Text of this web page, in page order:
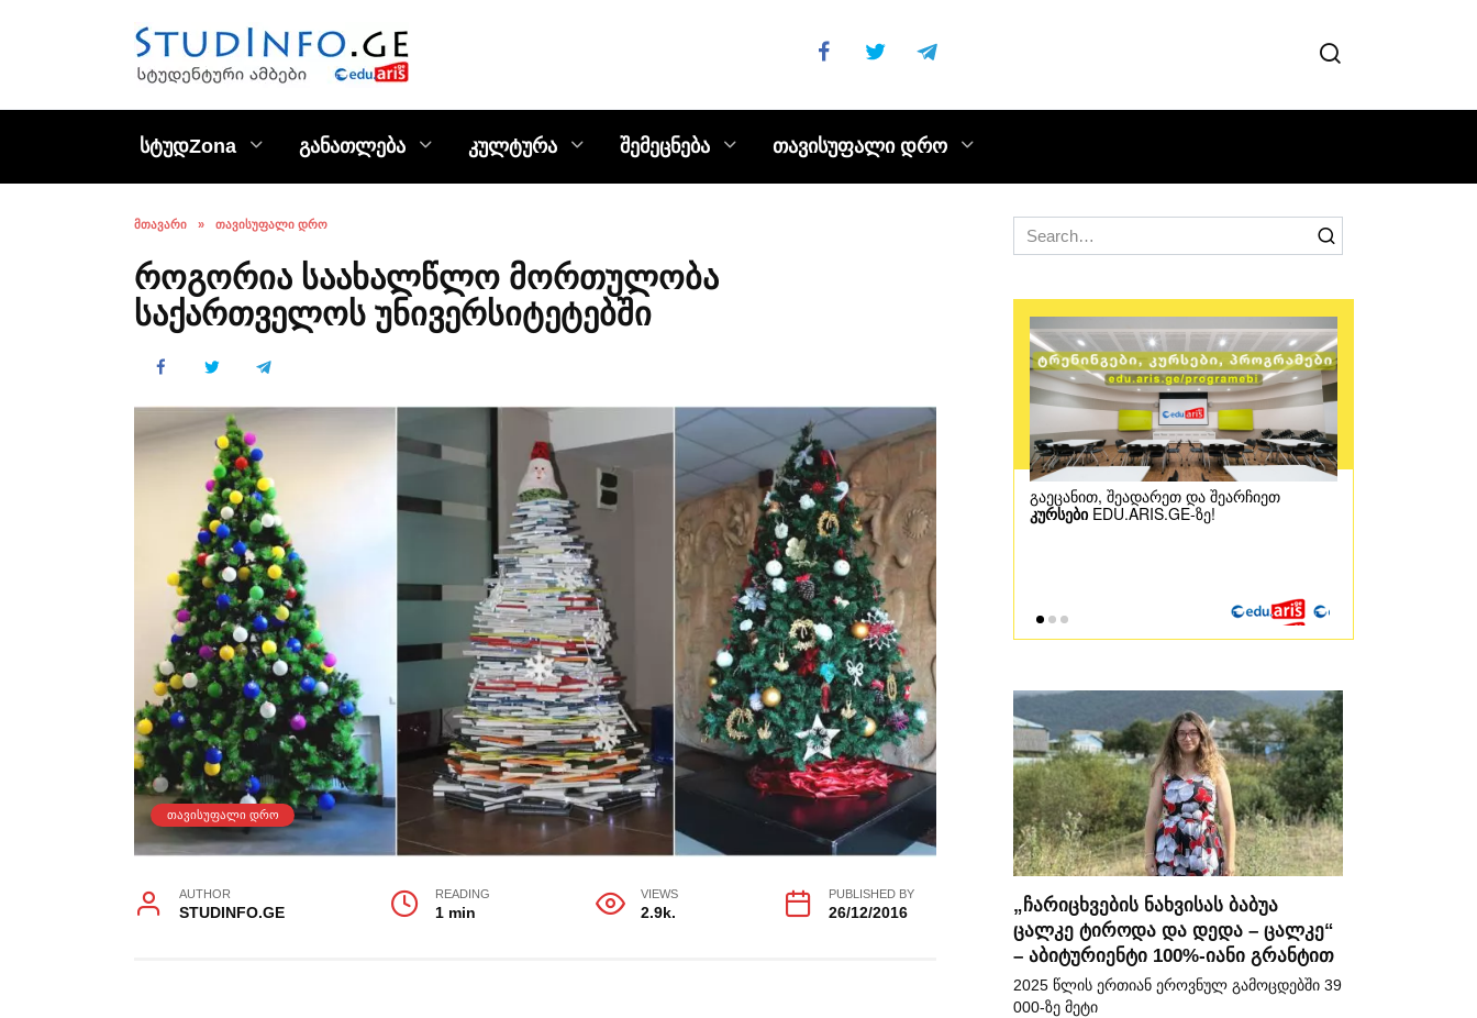
სტუდZona განათლება კულტურა შემეცნება თავისუფალი დრო
ᲛᲗᲐᲕᲐᲠᲘ » ᲗᲐᲕᲘᲡᲣᲤᲐᲚᲘ ᲓᲠᲝ
როგორია საახალწლო მორთულობა
საქართველოს უნივერსიტეტებში
ᲗᲐᲕᲘᲡᲣᲤᲐᲚᲘ ᲓᲠᲝ
AUTHOR
STUDINFO.GE
READING
1 min
VIEWS
2.9k.
PUBLISHED BY
26/12/2016
Search
for:
„ჩარიცხვების ნახვისას ბაბუა
ცალკე ტიროდა და დედა – ცალკე“
– აბიტურიენტი 100%-იანი გრანტით
2025 წლის ერთიან ეროვნულ გამოცდებში 39
000-ზე მეტი